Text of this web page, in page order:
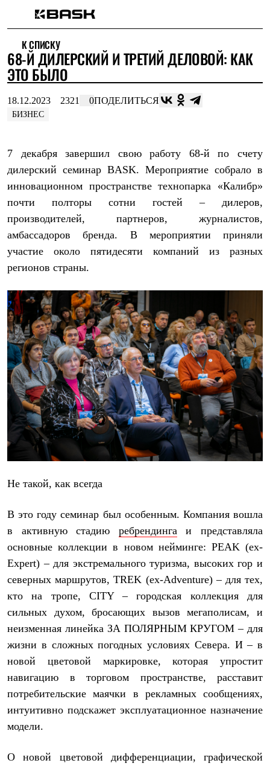
Интернет-магазин
Мужская одежда
Утепленная пухом
Куртки
Жилеты
Комбинезоны
Брюки
Штормовая одежда
Куртки
Брюки
Софтшелл одежда
Куртки
Брюки
Флисовая одежда
Куртки
Брюки
Термобелье
Среднее термобелье
Легкое термобелье
Лёгкая одежда
Футболки
Рубашки
Толстовки
Брюки
Шорты
Женская одежда
Утепленная пухом
Куртки
Брюки
Жилеты
Утепленная синтетикой
Куртки
Штормовая одежда
Куртки
Брюки
Лёгкая одежда
Рубашки
Футболки
Брюки
Термобелье
Среднее термобелье
Легкое термобелье
Флисовая одежда
Брюки
Детская одежда
Утепленная пухом
Комбинезоны
Куртки
Утепленная синтетикой
Куртки
К СПИСКУ
68-Й ДИЛЕРСКИЙ И ТРЕТИЙ ДЕЛОВОЙ: КАК
ЭТО БЫЛО
18.12.2023 2321 0ПОДЕЛИТЬСЯ
БИЗНЕС
7 декабря завершил свою работу 68-й по счету
дилерский семинар BASK. Мероприятие собрало в
инновационном пространстве технопарка «Калибр»
почти полторы сотни гостей – дилеров,
производителей, партнеров, журналистов,
амбассадоров бренда. В мероприятии приняли
участие около пятидесяти компаний из разных
регионов страны.
Не такой, как всегда
В это году семинар был особенным. Компания вошла
в активную стадию ребрендинга и представляла
основные коллекции в новом нейминге: PEAK (ex-
Expert) – для экстремального туризма, высоких гор и
северных маршрутов, TREK (ex-Adventure) – для тех,
кто на тропе, CITY – городская коллекция для
сильных духом, бросающих вызов мегаполисам, и
неизменная линейка ЗА ПОЛЯРНЫМ КРУГОМ – для
жизни в сложных погодных условиях Севера. И – в
новой цветовой маркировке, которая упростит
навигацию в торговом пространстве, расставит
потребительские маячки в рекламных сообщениях,
интуитивно подскажет эксплуатационное назначение
модели.
О новой цветовой дифференциации, графической